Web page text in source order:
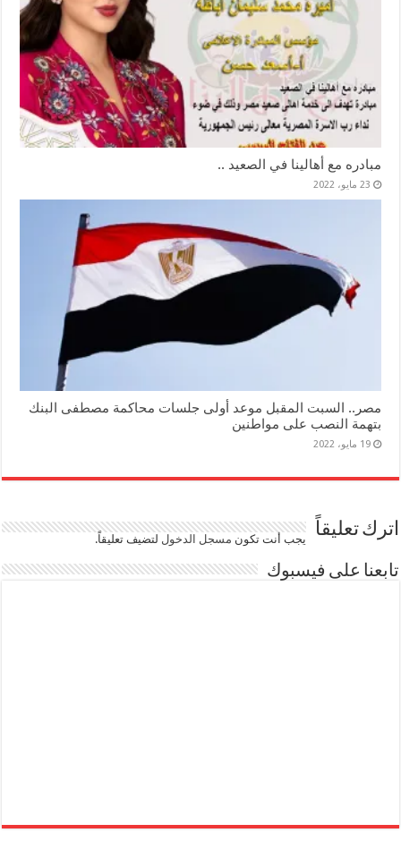
مبادره مع أهالينا في الصعيد ..
23 مايو، 2022
مصر.. السبت المقبل موعد أولى جلسات محاكمة مصطفى البنك
بتهمة النصب على مواطنين
19 مايو، 2022
اترك تعليقاً يجب أنت تكون مسجل الدخوللتضيف تعليقاً.
تابعنا على فيسبوك